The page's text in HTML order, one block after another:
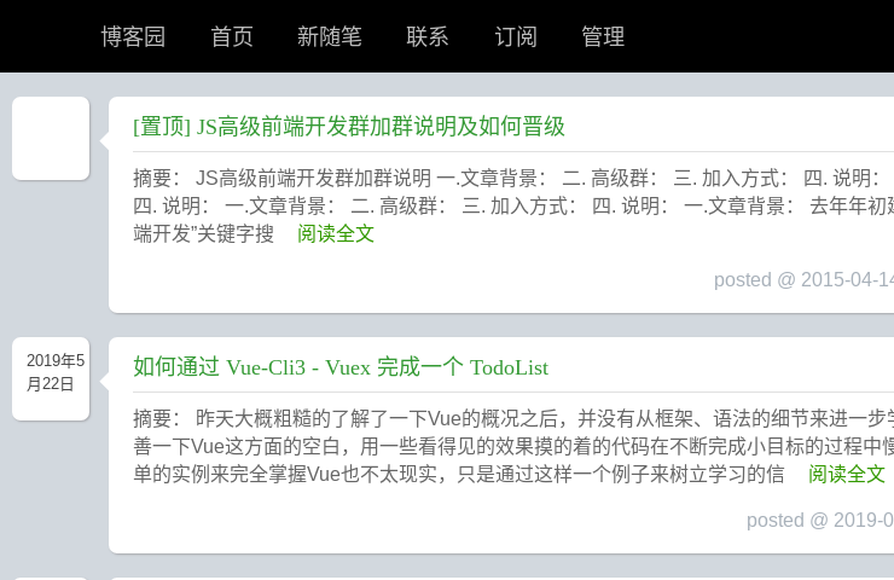
博客园 首页 新随笔 联系 订阅 管理
[置顶] JS高级前端开发群加群说明及如何晋级
摘要： JS高级前端开发群加群说明 一.文章背景： 二. 高级群： 三. 加入方式： 四. 说明
四. 说明： 一.文章背景： 二. 高级群： 三. 加入方式： 四. 说明： 一.文章背景： 去年年
端开发”关键字搜
阅读全文
posted @ 2015-04-
2019年5
月22日
如何通过 Vue-Cli3 - Vuex 完成一个 TodoList
摘要： 昨天大概粗糙的了解了一下Vue的概况之后，并没有从框架、语法的细节来进一
善一下Vue这方面的空白，用一些看得见的效果摸的着的代码在不断完成小目标的过程中
单的实例来完全掌握Vue也不太现实，只是通过这样一个例子来树立学习的信
阅读全文
posted @ 2019-